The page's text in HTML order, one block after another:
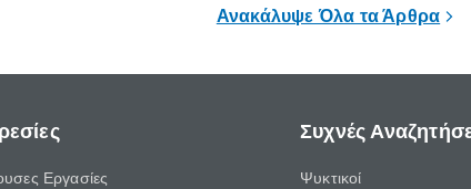
Ανακάλυψε Όλα τα Άρθρα
Εργασίες
Συχνές
Ψυκτικοί